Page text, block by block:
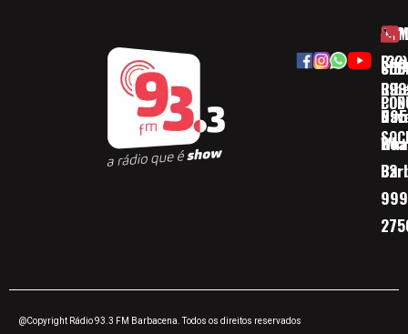
(32)
32
@Copyright Rádio 93.3 FM Barbacena. Todos os direitos reservados